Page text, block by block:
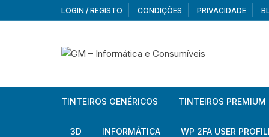
to
LOGIN / REGISTO CONDIÇÕES PRIVACIDADE
TINTEIROS GENÉRICOS
Brother
TINTEIROS PREMIUM
Brother
3D INFORMÁTICA WP 2FA USER